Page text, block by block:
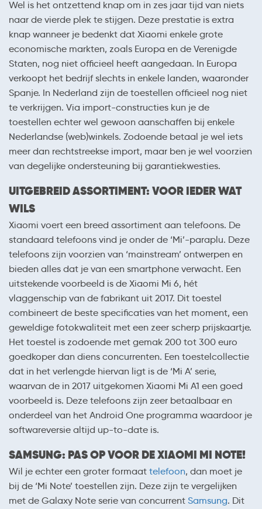
Wel is het ontzettend knap om in zes jaar tijd van niets
naar de vierde plek te stijgen. Deze prestatie is extra
knap wanneer je bedenkt dat Xiaomi enkele grote
economische markten, zoals Europa en de Verenigde
Staten, nog niet officieel heeft aangedaan. In Europa
verkoopt het bedrijf slechts in enkele landen, waaronder
Spanje. In Nederland zijn de toestellen officieel nog niet
te verkrijgen. Via import-constructies kun je de
toestellen echter wel gewoon aanschaffen bij enkele
Nederlandse (web)winkels. Zodoende betaal je wel iets
meer dan rechtstreekse import, maar ben je wel voorzien
van degelijke ondersteuning bij garantiekwesties.
UITGEBREID ASSORTIMENT: VOOR IEDER WAT
WILS
Xiaomi voert een breed assortiment aan telefoons. De
standaard telefoons vind je onder de ‘Mi’-paraplu. Deze
telefoons zijn voorzien van ‘mainstream’ ontwerpen en
bieden alles dat je van een smartphone verwacht. Een
uitstekende voorbeeld is de Xiaomi Mi 6, hét
vlaggenschip van de fabrikant uit 2017. Dit toestel
combineert de beste specificaties van het moment, een
geweldige fotokwaliteit met een zeer scherp prijskaartje.
Het toestel is zodoende met gemak 200 tot 300 euro
goedkoper dan diens concurrenten. Een toestelcollectie
dat in het verlengde hiervan ligt is de ‘Mi A’ serie,
waarvan de in 2017 uitgekomen Xiaomi Mi A1 een goed
voorbeeld is. Deze telefoons zijn zeer betaalbaar en
onderdeel van het Android One programma waardoor je
softwareversie altijd up-to-date is.
SAMSUNG: PAS OP VOOR DE XIAOMI MI NOTE!
Wil je echter een groter formaat telefoon, dan moet je
bij de ‘Mi Note’ toestellen zijn. Deze zijn te vergelijken
met de Galaxy Note serie van concurrent Samsung. Dit